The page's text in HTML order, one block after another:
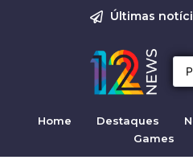
Últimas
Home Destaques
Games